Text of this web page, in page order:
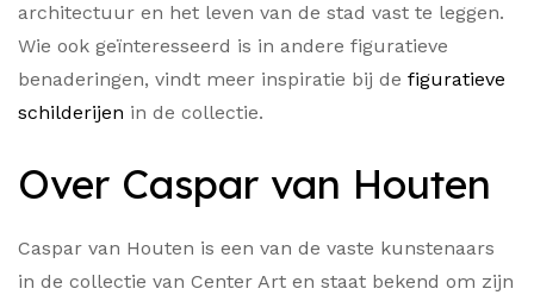
architectuur en het leven van de stad vast te leggen.
Wie ook geïnteresseerd is in andere figuratieve
benaderingen, vindt meer inspiratie bij de figuratieve
schilderijen in de collectie.
Over Caspar van Houten
Caspar van Houten is een van de vaste kunstenaars
in de collectie van Center Art en staat bekend om zijn